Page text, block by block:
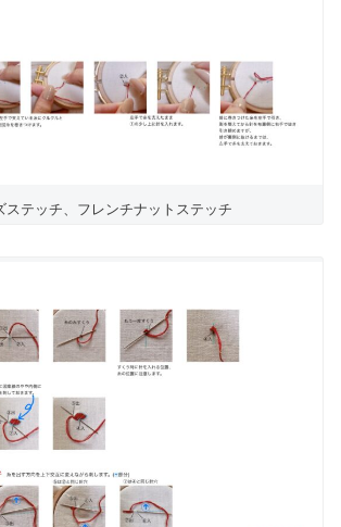
ステッチ、フレンチナットステッチ